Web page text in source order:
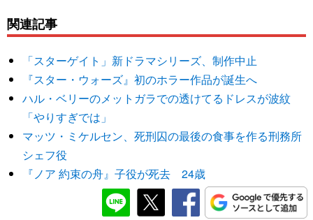
関連記事
「スターゲイト」新ドラマシリーズ、制作中止
『スター・ウォーズ』初のホラー作品が誕生へ
ハル・ベリーのメットガラでの透けてるドレスが波紋
「やりすぎでは」
マッツ・ミケルセン、死刑囚の最後の食事を作る刑務所
シェフ役
『ノア 約束の舟』子役が死去 24歳